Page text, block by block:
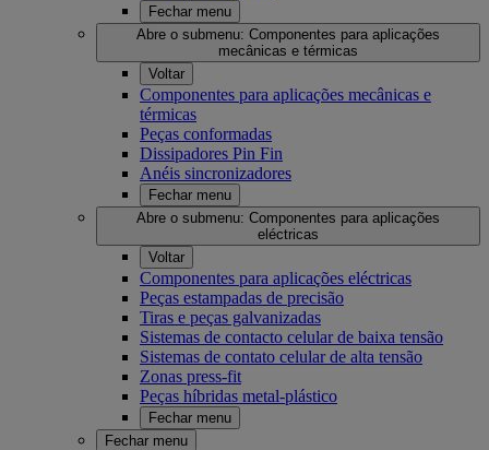
Fechar menu
Abre o submenu: Componentes para aplicações
mecânicas e térmicas
Voltar
Componentes para aplicações mecânicas e
térmicas
Peças conformadas
Dissipadores Pin Fin
Anéis sincronizadores
Fechar menu
Abre o submenu: Componentes para aplicações
eléctricas
Voltar
Componentes para aplicações eléctricas
Peças estampadas de precisão
Tiras e peças galvanizadas
Sistemas de contacto celular de baixa tensão
Sistemas de contato celular de alta tensão
Zonas press-fit
Peças híbridas metal-plástico
Fechar menu
Fechar menu